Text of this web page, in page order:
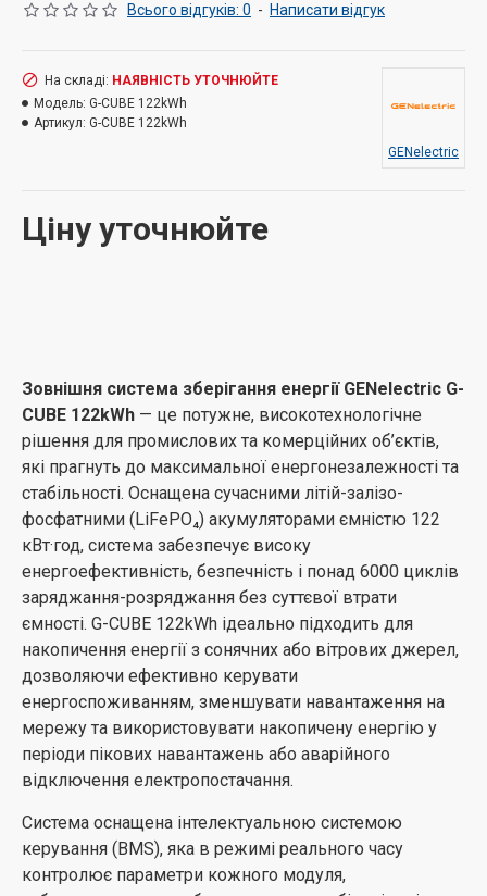
Всього відгуків: 0 - Написати відгук
Ціну уточнюйте
На складі: НАЯВНІСТЬ УТОЧНЮЙТЕ
Модель: G-CUBE 122kWh
Артикул: G-CUBE 122kWh
GENelectric
Зовнішня система зберігання енергії GENelectric G-
CUBE 122kWh — це потужне, високотехнологічне
рішення для промислових та комерційних об’єктів,
які прагнуть до максимальної енергонезалежності та
стабільності. Оснащена сучасними літій-залізо-
фосфатними (LiFePO₄) акумуляторами ємністю 122
кВт·год, система забезпечує високу
енергоефективність, безпечність і понад 6000 циклів
заряджання-розряджання без суттєвої втрати
ємності. G-CUBE 122kWh ідеально підходить для
накопичення енергії з сонячних або вітрових джерел,
дозволяючи ефективно керувати
енергоспоживанням, зменшувати навантаження на
мережу та використовувати накопичену енергію у
періоди пікових навантажень або аварійного
відключення електропостачання.
Система оснащена інтелектуальною системою
керування (BMS), яка в режимі реального часу
контролює параметри кожного модуля,